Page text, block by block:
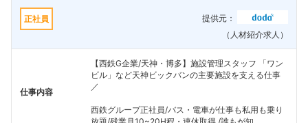
正社員
提供元：
（人材紹介求人）
仕事内容
【西鉄G企業/天神・博多】施設管理スタッフ 「ワン
ビル」など天神ビックバンの主要施設を支える仕事
／
西鉄グループ正社員/バス・電車が仕事も私用も乗り